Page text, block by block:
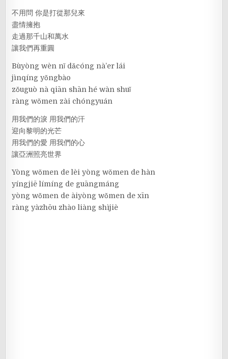
不用問 你是打從那兒來
盡情擁抱
走過那千山和萬水
讓我們再重圓
Bùyòng wèn nǐ dǎcóng nà’er lái
jìnqíng yǒngbào
zǒuguò nà qiān shān hé wàn shuǐ
ràng wǒmen zài chóngyuán
用我們的淚 用我們的汗
迎向黎明的光芒
用我們的愛 用我們的心
讓亞洲照亮世界
Yòng wǒmen de lèi yòng wǒmen de hàn
yíngjiē límíng de guāngmáng
yòng wǒmen de àiyòng wǒmen de xīn
ràng yàzhōu zhào liàng shìjiè